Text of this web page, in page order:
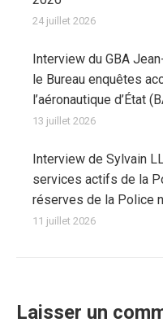
24 juillet 2026
Interview du GBA
le Bureau enquêtes
l’aéronautique d’État
13 juillet 2026
Interview de Sylvain
services actifs de la
réserves de la Police
11 juillet 2026
Laisser un